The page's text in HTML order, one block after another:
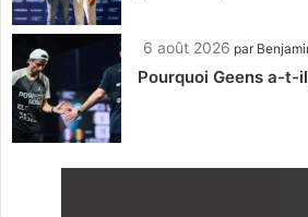
6 août 2026 par
Pourquoi Geens a-t-